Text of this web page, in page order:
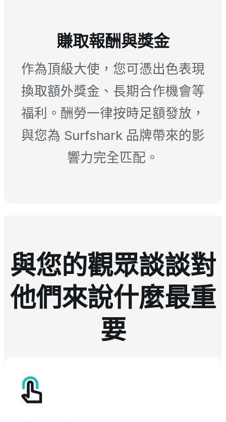
賺取報酬與獎金
作為頂級大使，您可憑出色表現
換取額外獎金、長期合作機會等
福利。酬勞一律按時足額發放，
與您為 Surfshark 品牌帶來的影
響力完全匹配。
與您的觀眾談談對
他們來說什麼最重
要